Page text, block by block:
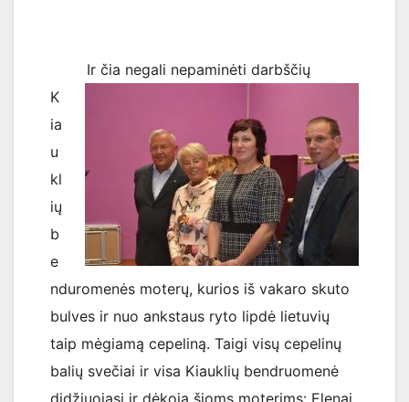
Ir čia negali nepaminėti darbščių
K
ia
u
kl
ių
b
e
nduromenės moterų, kurios iš vakaro skuto
bulves ir nuo ankstaus ryto lipdė lietuvių
taip mėgiamą cepeliną. Taigi visų cepelinų
balių svečiai ir visa Kiauklių bendruomenė
didžiuojasi ir dėkoja šioms moterims: Elenai